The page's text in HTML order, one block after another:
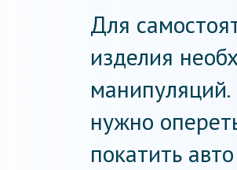
Для
изделия
нужно
покатить